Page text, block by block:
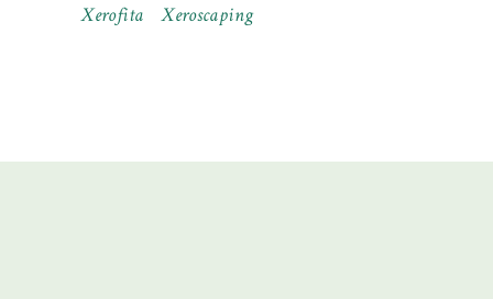
Xerofita
Xeroscaping